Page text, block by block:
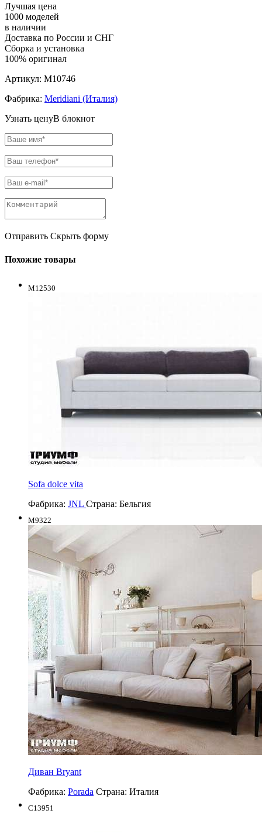
Лучшая цена
1000 моделей
в наличии
Доставка по России и СНГ
Сборка и установка
100% оригинал
Артикул: M10746
Фабрика: Meridiani (Италия)
Узнать ценуВ блокнот
Отправить Скрыть форму
Похожие товары
M12530
Sofa dolce vita
Фабрика: JNL Страна: Бельгия
M9322
Диван Bryant
Фабрика: Porada Страна: Италия
C13951